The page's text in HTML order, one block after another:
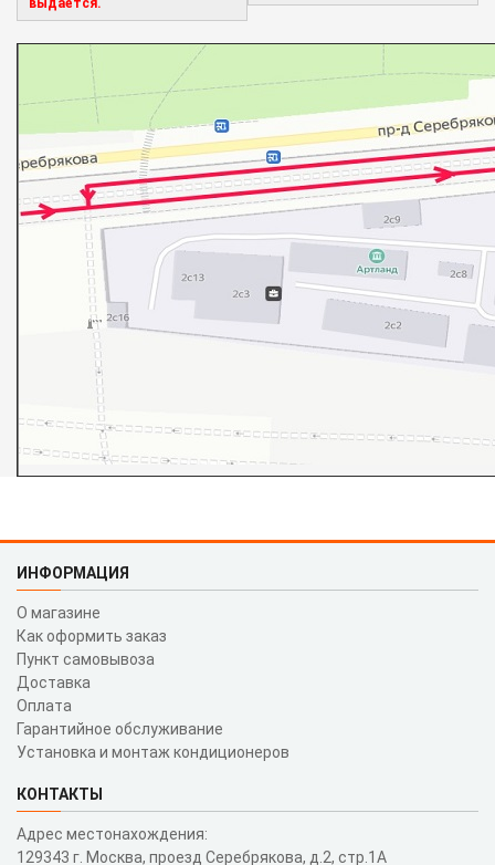
ИНФОРМАЦИЯ
О магазине
Как оформить заказ
Пункт самовывоза
Доставка
Оплата
Гарантийное обслуживание
Установка и монтаж кондиционеров
КОНТАКТЫ
Адрес местонахождения:
129343 г. Москва, проезд Серебрякова, д.2, стр.1A